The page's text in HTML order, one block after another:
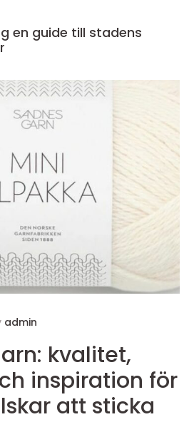
admin
kvalitet,
inspiration för
att sticka